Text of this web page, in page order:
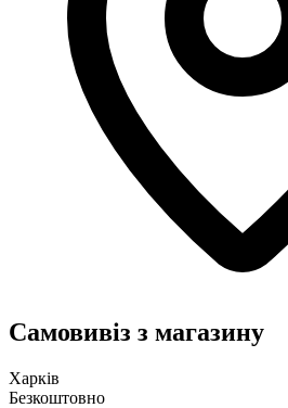
Самовивіз з магазину
Харків
Безкоштовно